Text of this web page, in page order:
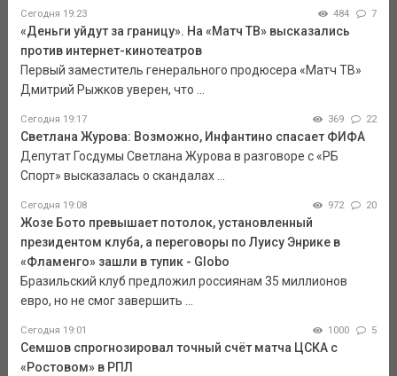
Сегодня 19:23 484 7
«Деньги уйдут за границу». На «Матч ТВ» высказались
против интернет-кинотеатров
Первый заместитель генерального продюсера «Матч ТВ»
Дмитрий Рыжков уверен, что ...
Сегодня 19:17 369 22
Светлана Журова: Возможно, Инфантино спасает ФИФА
Депутат Госдумы Светлана Журова в разговоре с «РБ
Спорт» высказалась о скандалах ...
Сегодня 19:08 972 20
Жозе Бото превышает потолок, установленный
президентом клуба, а переговоры по Луису Энрике в
«Фламенго» зашли в тупик - Globo
Бразильский клуб предложил россиянам 35 миллионов
евро, но не смог завершить ...
Сегодня 19:01 1000 5
Семшов спрогнозировал точный счёт матча ЦСКА с
«Ростовом» в РПЛ